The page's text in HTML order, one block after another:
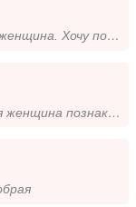
Хорошая, добрая, ласковая женщина. Хочу познакомиться с добрым, верным, порядочным мужчиной для серьёзных отношений....
Спокойная, уравновешенная женщина познакомится с порядочным мужчиной, не альфонсом, молодежь и иностранцы не интересуют